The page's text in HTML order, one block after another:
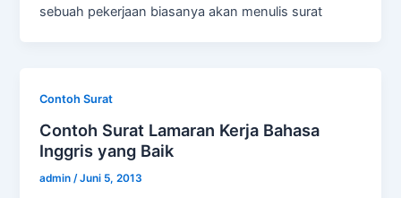
sebuah pekerjaan biasanya akan menulis surat
Contoh Surat
Contoh Surat Lamaran Kerja Bahasa
Inggris yang Baik
admin /Juni 5, 2013